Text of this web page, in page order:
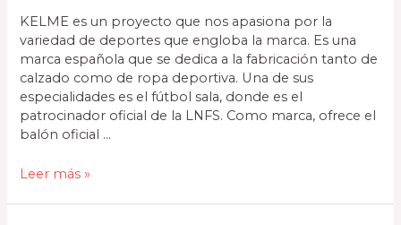
KELME es un proyecto que nos apasiona por la
variedad de deportes que engloba la marca. Es una
marca española que se dedica a la fabricación tanto de
calzado como de ropa deportiva. Una de sus
especialidades es el fútbol sala, donde es el
patrocinador oficial de la LNFS. Como marca, ofrece el
balón oficial …
Leer más »